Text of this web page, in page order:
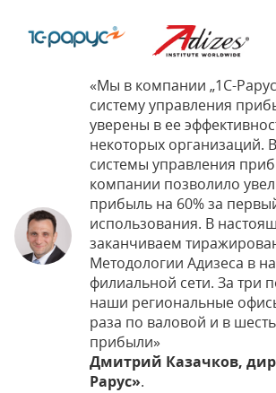
«Мы в компании „1С-
систему управления
уверены в ее
некоторых организаций.
системы управления
компании позволило
прибыль на 60% за
использования. В
заканчиваем
Методологии Адизеса в
филиальной сети. За три
наши региональные
раза по валовой и в
прибыли»
Дмитрий Казачков,
Рарус».